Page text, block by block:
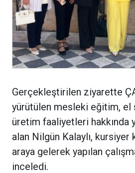
Gerçekleştirilen ziyarette
yürütülen mesleki eğitim, el
üretim faaliyetleri hakkında
alan Nilgün Kalaylı, kursiyer
araya gelerek yapılan
inceledi.